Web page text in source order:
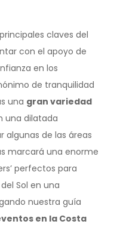
claves del
con el apoyo de
en los
de tranquilidad
una gran variedad
una dilatada
algunas de las áreas
marcará una enorme
perfectos para
Sol en una
nuestra guía
en la Costa